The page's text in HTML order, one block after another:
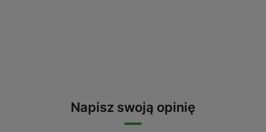
Napisz swoją opinię